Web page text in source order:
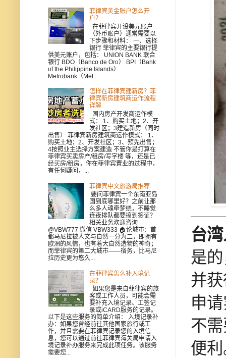
台
是
并
申
不
便
菲律宾美金账户怎么开
户？
在菲律宾开设美元账户
（外币账户）通常需要以
下步骤和材料： 一、选择
银行 菲律宾的主要银行提
供美元账户，包括： UNION BANK 联合
银行 BDO（Banco de Oro） BPI（Bank
of the Philippine Islands）
Metrobank（Met...
怎样在菲律宾建新房？菲
律宾新房建筑商运作流程
详解
国内房产开发商运作模
式： 1、购买土地；2、开
发社区；3建造新房（同时
出售） 菲律宾新房建筑商运作模式： 1、
购买土地；2、开发社区；3、预先出售；
4按照业主选择方案建造 不管你是打算在
菲律宾买卖房产/租房/写字楼 等，还是已
经买房/租房，你在菲律宾置业的过程中，
有任何疑问，...
菲律宾中文旅游局推荐
要问菲律宾一个东南亚岛
国到底哪里好？之前让那
么多人魂牵梦绕，不睡觉
连夜排队都要搞到签证？
相关业务欢迎咨询
@VBW777 微信 VBW333 🏠论城市：首
都马尼拉被人文与自然一分为二，即拥有
欧洲的风情，也有着大自然造物的神奇；
而菲律宾的第二大城市——宿务，比马尼
拉历史更为悠久...
在菲律宾怎么补入境记
录？
如果您是来自菲律宾的旅
客或工作人员，可能会需
要补充入境记录、工签记
录或iCARD服务的记录。
以下是这些服务的简单介绍： 入境记录补
办：如果您曾经前往其他国家旅行或工
作，并且需要在菲律宾记录您的入境信
息，您可以通过前往菲律宾海关局申请入
境记录补办服务来完成此项任务。该服务
需要您...